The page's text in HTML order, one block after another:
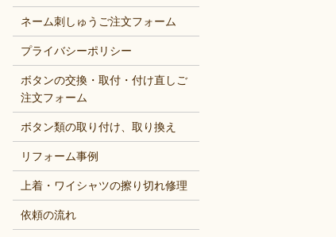
ネーム刺しゅうご注文フォーム
プライバシーポリシー
ボタンの交換・取付・付け直しご
注文フォーム
ボタン類の取り付け、取り換え
リフォーム事例
上着・ワイシャツの擦り切れ修理
依頼の流れ